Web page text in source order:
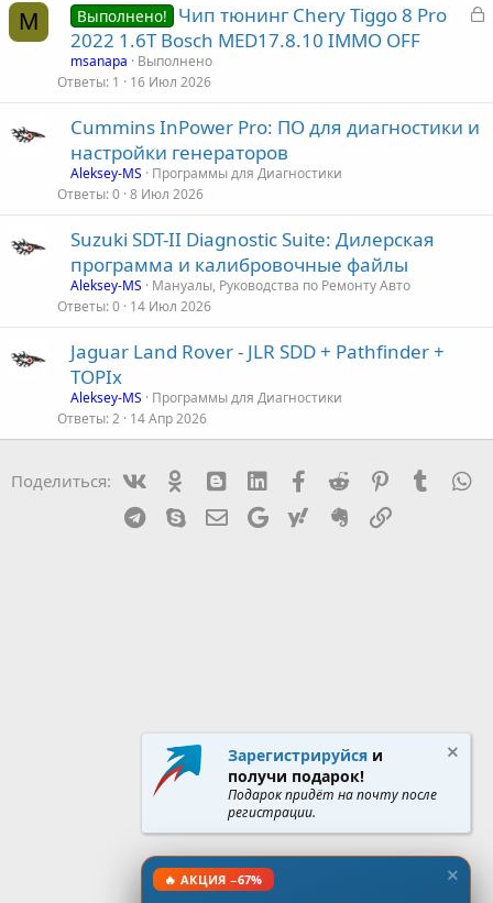
M
З
Выполнено!
Чип тюнинг Chery Tiggo 8 Pro
2022 1.6T Bosch MED17.8.10 IMMO OFF
msanapa
Выполнено
Ответы 1 16 Июл 2026
Cummins InPower Pro: ПО для диагностики и
настройки генераторов
Aleksey-MS
Программы для Диагностики
Ответы 0 8 Июл 2026
Suzuki SDT-II Diagnostic Suite: Дилерская
программа и калибровочные файлы
Aleksey-MS
Мануалы, Руководства по Ремонту Авто
Ответы 0 14 Июл 2026
Jaguar Land Rover - JLR SDD + Pathfinder +
TOPIx
Aleksey-MS
Программы для Диагностики
Ответы 2 14 Апр 2026
Поделиться: Ok mes_blogger
Linked InFacebook
Reddit PinterestTumblr
Telegram
Skype Эл. почта
Google Yahoo Evernote
Зарегистрируйся и
получи подарок!
Подарок придёт на почту после
регистрации.
🔥 АКЦИЯ −67%